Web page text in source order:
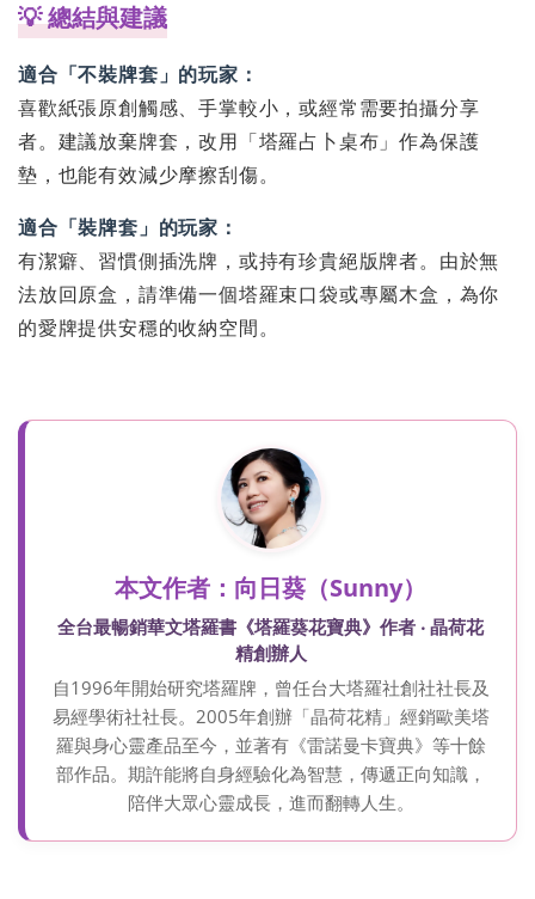
💡 總結與建議
適合「不裝牌套」的玩家：
喜歡紙張原創觸感、手掌較小，或經常需要拍攝分享
者。建議放棄牌套，改用「塔羅占卜桌布」作為保護
墊，也能有效減少摩擦刮傷。
適合「裝牌套」的玩家：
有潔癖、習慣側插洗牌，或持有珍貴絕版牌者。由於無
法放回原盒，請準備一個塔羅束口袋或專屬木盒，為你
的愛牌提供安穩的收納空間。
本文作者：向日葵（Sunny）
全台最暢銷華文塔羅書《塔羅葵花寶典》作者 ‧ 晶荷花
精創辦人
自1996年開始研究塔羅牌，曾任台大塔羅社創社社長及
易經學術社社長。2005年創辦「晶荷花精」經銷歐美塔
羅與身心靈產品至今，並著有《雷諾曼卡寶典》等十餘
部作品。期許能將自身經驗化為智慧，傳遞正向知識，
陪伴大眾心靈成長，進而翻轉人生。